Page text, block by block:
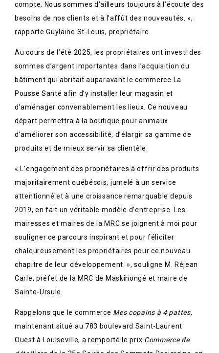
compte. Nous sommes d’ailleurs toujours à l’écoute des
besoins de nos clients et à l’affût des nouveautés. »,
rapporte Guylaine St-Louis, propriétaire.
Au cours de l’été 2025, les propriétaires ont investi des
sommes d’argent importantes dans l’acquisition du
bâtiment qui abritait auparavant le commerce La
Pousse Santé afin d’y installer leur magasin et
d’aménager convenablement les lieux. Ce nouveau
départ permettra à la boutique pour animaux
d’améliorer son accessibilité, d’élargir sa gamme de
produits et de mieux servir sa clientèle.
« L’engagement des propriétaires à offrir des produits
majoritairement québécois, jumelé à un service
attentionné et à une croissance remarquable depuis
2019, en fait un véritable modèle d’entreprise. Les
mairesses et maires de la MRC se joignent à moi pour
souligner ce parcours inspirant et pour féliciter
chaleureusement les propriétaires pour ce nouveau
chapitre de leur développement. », souligne M. Réjean
Carle, préfet de la MRC de Maskinongé et maire de
Sainte-Ursule.
Rappelons que le commerce Mes copains à 4 pattes,
maintenant situé au 783 boulevard Saint-Laurent
Ouest à Louiseville, a remporté le prix Commerce de